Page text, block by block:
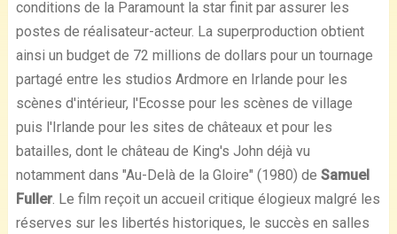
conditions de la Paramount la star finit par assurer les
postes de réalisateur-acteur. La superproduction obtient
ainsi un budget de 72 millions de dollars pour un tournage
partagé entre les studios Ardmore en Irlande pour les
scènes d'intérieur, l'Ecosse pour les scènes de village
puis l'Irlande pour les sites de châteaux et pour les
batailles, dont le château de King's John déjà vu
notamment dans "Au-Delà de la Gloire" (1980) de Samuel
Fuller. Le film reçoit un accueil critique élogieux malgré les
réserves sur les libertés historiques, le succès en salles